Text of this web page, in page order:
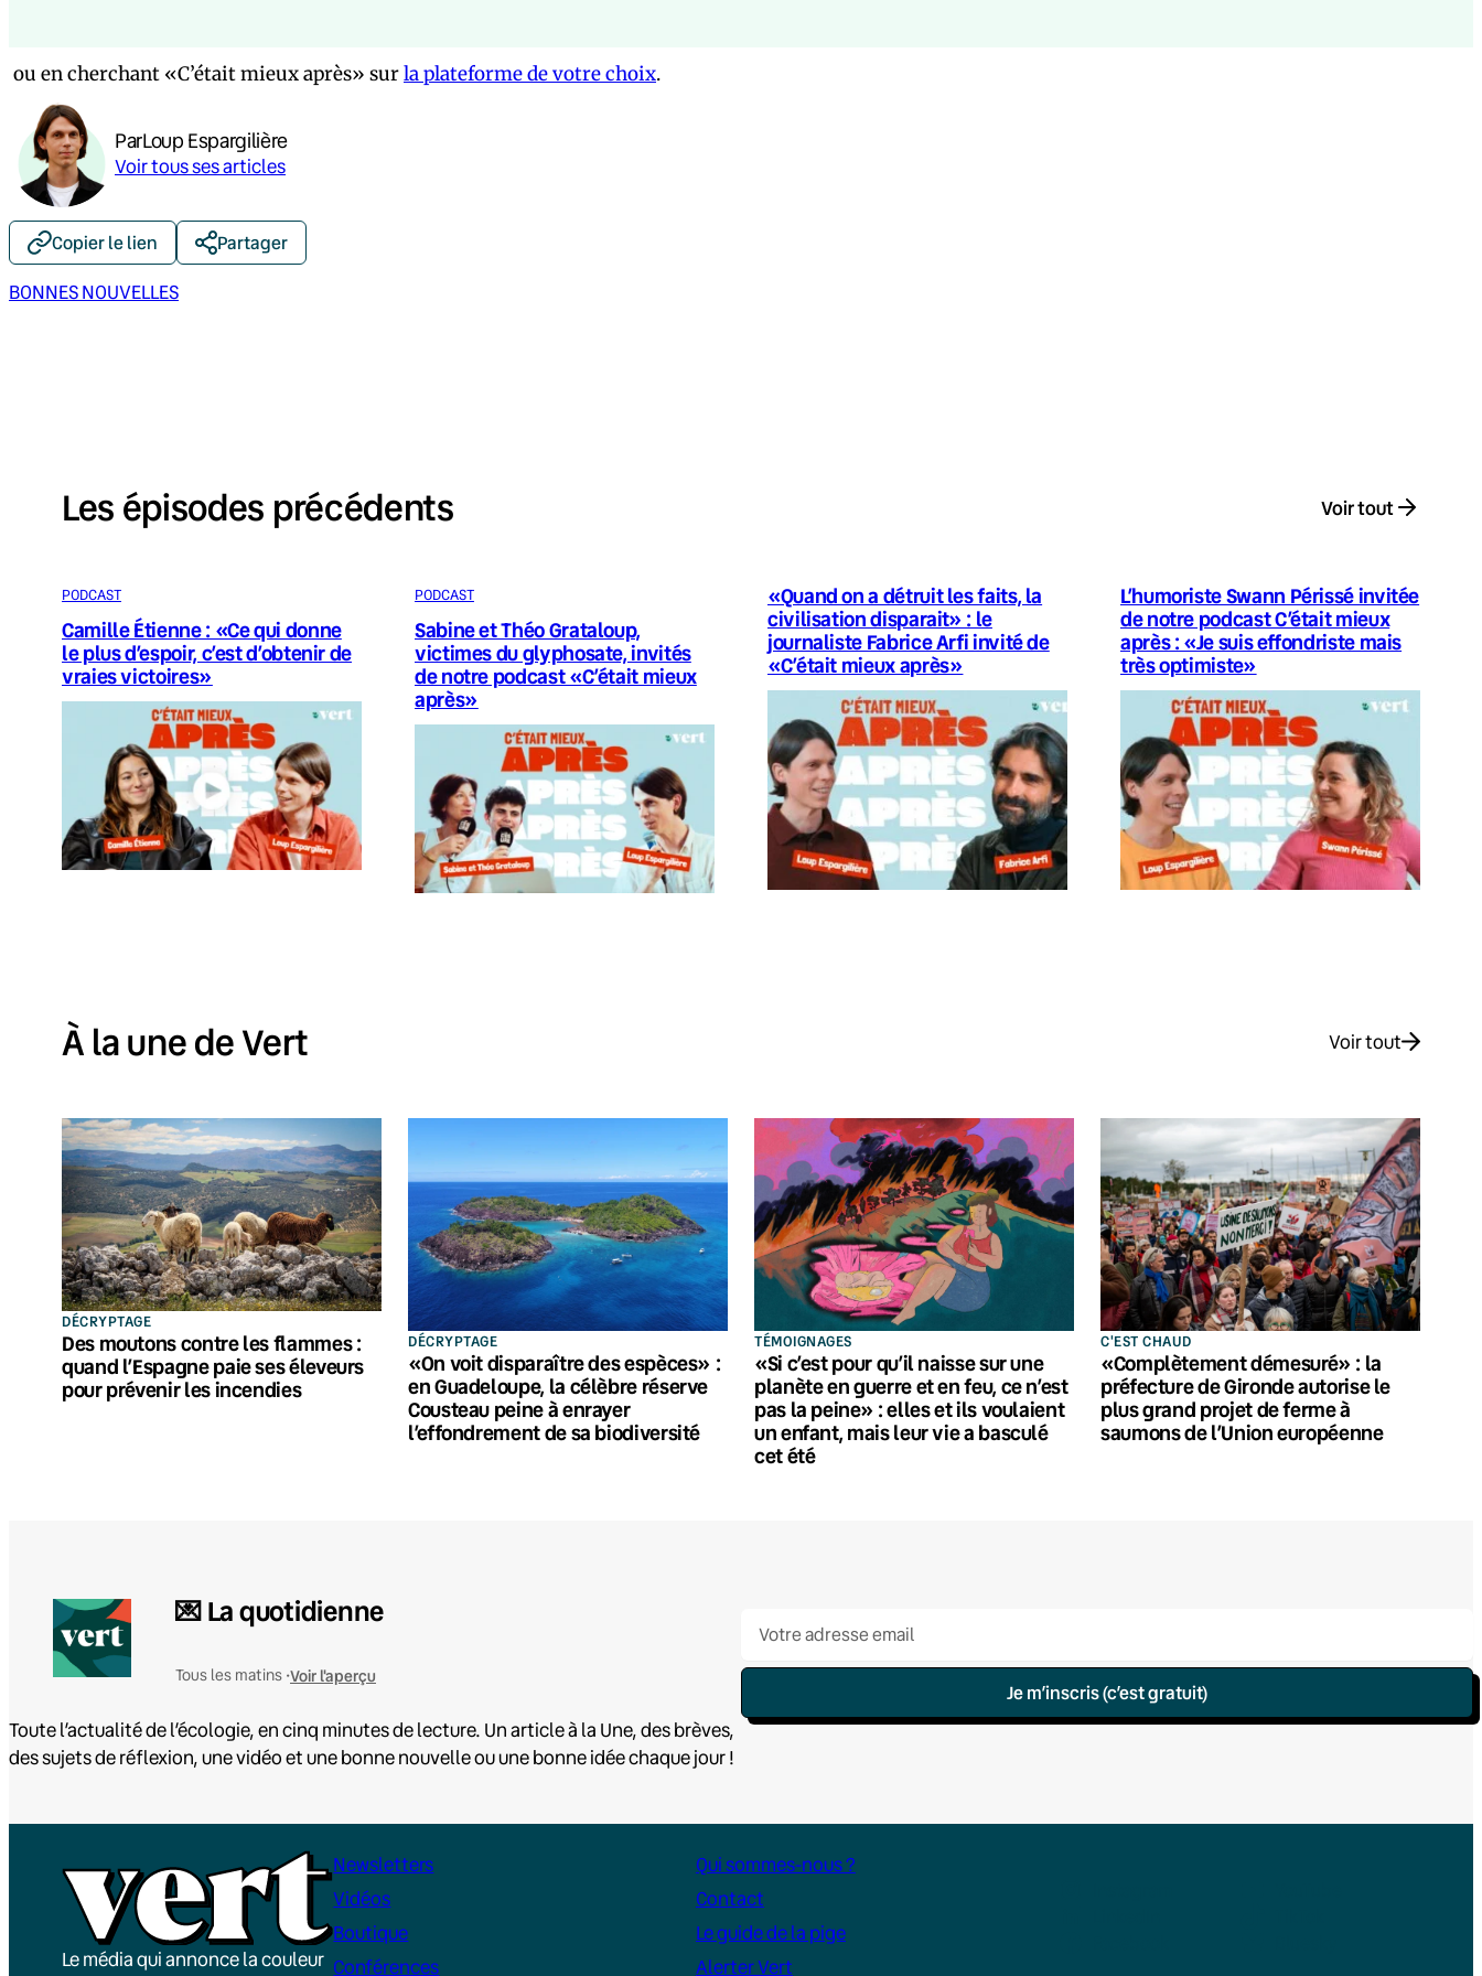
ou en cherchant «C’était mieux après» surla plateforme de votre choix.
ParLoup Espargilière
Voir tous ses articles
Copier le lien Partager
BONNES NOUVELLES
Les épisodes précédents Voir tout
PODCAST
Camille Étienne : «Ce qui donne
le plus d’espoir, c’est d’obtenir de
vraies victoires»
PODCAST
Sabine et Théo Grataloup,
victimes du glyphosate, invités
de notre podcast «C’était mieux
après»
«Quand on a détruit les faits, la
civilisation disparait» : le
journaliste Fabrice Arfi invité de
«C’était mieux après»
L’humoriste Swann Périssé invitée
de notre podcast C’était mieux
après : «Je suis effondriste mais
très optimiste»
À la une de Vert Voir tout
DÉCRYPTAGE
Des moutons contre les flammes :
quand l’Espagne paie ses éleveurs
pour prévenir les incendies
DÉCRYPTAGE
«On voit disparaître des espèces» :
en Guadeloupe, la célèbre réserve
Cousteau peine à enrayer
l’effondrement de sa biodiversité
TÉMOIGNAGES
«Si c’est pour qu’il naisse sur une
planète en guerre et en feu, ce n’est
pas la peine» : elles et ils voulaient
un enfant, mais leur vie a basculé
cet été
C'EST CHAUD
«Complètement démesuré» : la
préfecture de Gironde autorise le
plus grand projet de ferme à
saumons de l’Union européenne
💌 La quotidienne
Tous les matins •Voir l'aperçu
Toute l’actualité de l’écologie, en cinq minutes de lecture. Un article à la Une, des brèves,
des sujets de réflexion, une vidéo et une bonne nouvelle ou une bonne idée chaque jour !
Je m’inscris (c’est gratuit)
Le média qui annonce la couleur
Newsletters
Vidéos
Boutique
Conférences
Qui sommes-nous ?
Contact
Le guide de la pige
Alerter Vert